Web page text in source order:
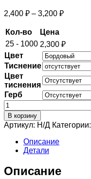
2,400 ₽ – 3,200 ₽
Кол-во
Цена
25 - 1000 2,300 ₽
Цвет
Тиснение
Цвет
тиснения
Герб
Количество
товара
А5
Обложки
металбинд
КНИЖНЫЕ
(комплект
20
пар)
В корзину
Артикул: Н/Д Категории:
Описание
Детали
Описание